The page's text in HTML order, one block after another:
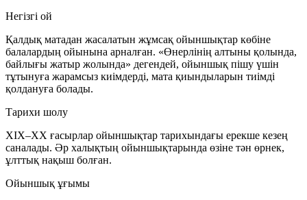
Негізгі ой
Қалдық матадан жасалатын жұмсақ ойыншықтар көбіне
балалардың ойынына арналған. «Өнерлінің алтыны қолында,
байлығы жатыр жолында» дегендей, ойыншық пішу үшін
тұтынуға жарамсыз киімдерді, мата қиындыларын тиімді
қолдануға болады.
Тарихи шолу
XIX–XX ғасырлар ойыншықтар тарихындағы ерекше кезең
саналады. Әр халықтың ойыншықтарында өзіне тән өрнек,
ұлттық нақыш болған.
Ойыншық ұғымы